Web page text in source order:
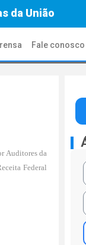
da União
Fale conosco
Auditores da
Federal